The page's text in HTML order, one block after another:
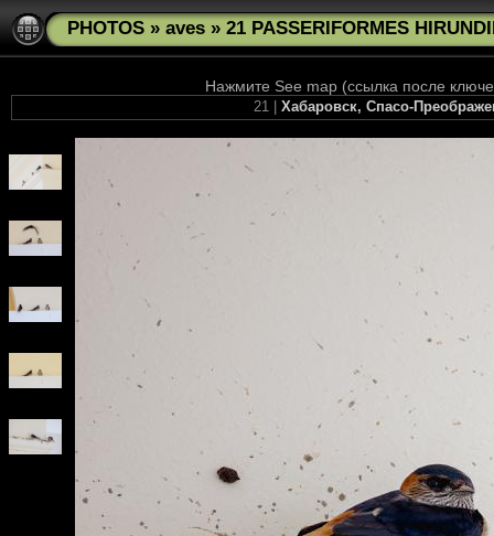
PHOTOS » aves » 21 PASSERIFORMES
Нажмите See map (ссылка после
21 |Хабаровск, Спасо-